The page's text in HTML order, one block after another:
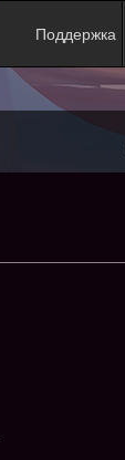
NEW
Поддержка